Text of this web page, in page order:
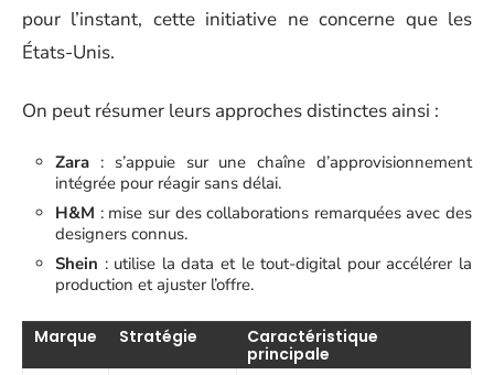
pour l’instant, cette initiative ne concerne que les
États-Unis.
On peut résumer leurs approches distinctes ainsi :
Zara : s’appuie sur une chaîne d’approvisionnement
intégrée pour réagir sans délai.
H&M : mise sur des collaborations remarquées avec des
designers connus.
Shein : utilise la data et le tout-digital pour accélérer la
production et ajuster l’offre.
Marque Stratégie
Caractéristique
principale